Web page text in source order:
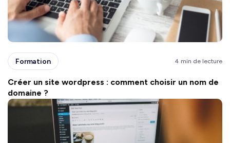
Formation 4 min de lecture
Créer un site wordpress : comment choisir un nom de
domaine ?